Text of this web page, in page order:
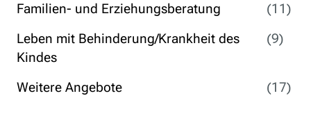
Familien- und Erziehungsberatung
(11)
Leben mit Behinderung/Krankheit des
Kindes
(9)
Weitere Angebote (17)